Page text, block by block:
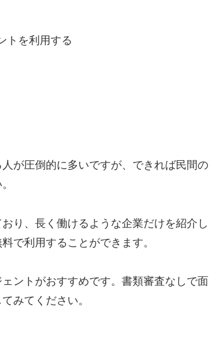
トを利用する
が圧倒的に多いですが、できれば民間の
り、長く働けるような企業だけを紹介し
で利用することができます。
ントがおすすめです。書類審査なしで面
みてください。